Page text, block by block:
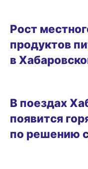
Рост
продуктов
в
В поездах
появится
по решению